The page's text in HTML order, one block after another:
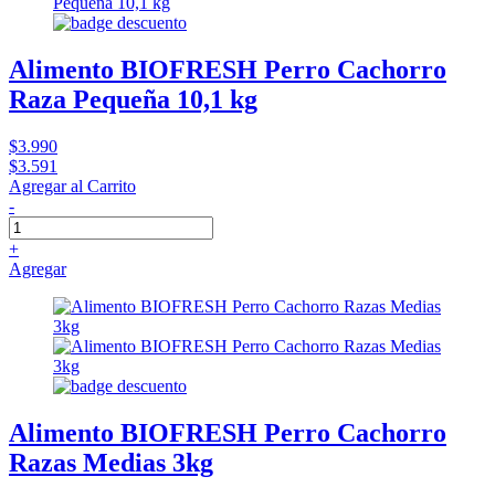
Alimento BIOFRESH Perro Cachorro
Raza Pequeña 10,1 kg
$3.990
$3.591
Agregar al Carrito
-
+
Agregar
Alimento BIOFRESH Perro Cachorro
Razas Medias 3kg